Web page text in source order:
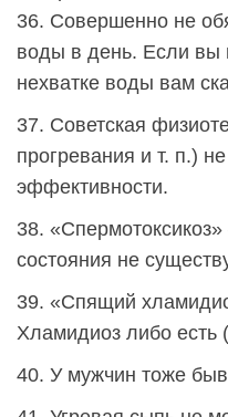
36. Совершенно не
воды в день. Если вы
нехватке воды вам
37. Советская
прогревания и т. п.)
эффективности.
38.
состояния не
39. «Спящий
Хламидиоз либо есть
40. У мужчин тоже